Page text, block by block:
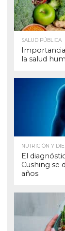
SALUD PÚBLICA
la salud
NUTRICIÓN Y
El
Cushing se
años